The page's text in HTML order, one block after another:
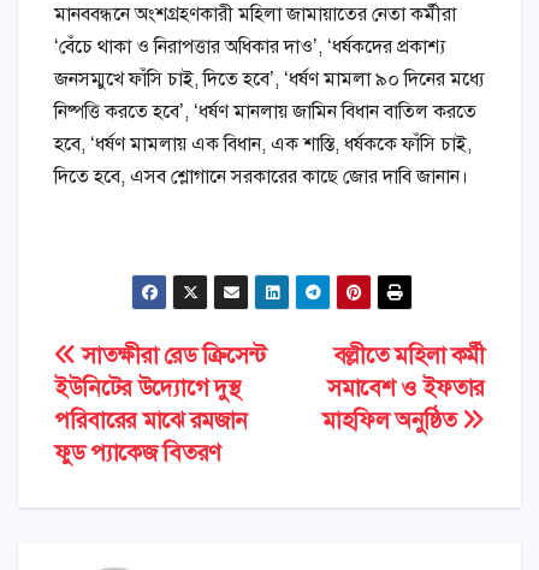
মানববন্ধনে অংশগ্রহণকারী মহিলা জামায়াতের নেতা কর্মীরা
‘বেঁচে থাকা ও নিরাপত্তার অধিকার দাও’, ‘ধর্ষকদের প্রকাশ্য
জনসম্মুখে ফাঁসি চাই, দিতে হবে’, ‘ধর্ষণ মামলা ৯০ দিনের মধ্যে
নিষ্পত্তি করতে হবে’, ‘ধর্ষণ মানলায় জামিন বিধান বাতিল করতে
হবে, ‘ধর্ষণ মামলায় এক বিধান, এক শাস্তি, ধর্ষককে ফাঁসি চাই,
দিতে হবে, এসব শ্লোগানে সরকারের কাছে জোর দাবি জানান।
Post
navigation
বল্লীতে মহিলা কর্মী
সমাবেশ ও ইফতার
মাহফিল অনুষ্ঠিত
সাতক্ষীরা রেড ক্রিসেন্ট
ইউনিটের উদ্যোগে দুস্থ
পরিবারের মাঝে রমজান
ফুড প্যাকেজ বিতরণ